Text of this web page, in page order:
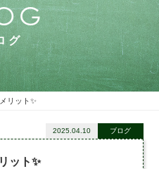
グ
リット✨
ット✨
2025.04.10 ブログ